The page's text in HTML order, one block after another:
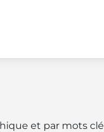
et par mots